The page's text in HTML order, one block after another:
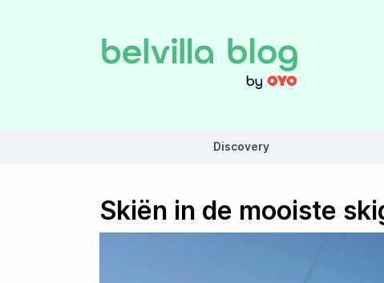
Discovery
Skiën in de mooiste